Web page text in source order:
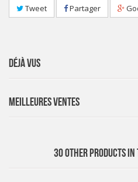
Tweet Partager
DÉJÀ VUS
MEILLEURES VENTES
30 OTHER PRODUCTS IN